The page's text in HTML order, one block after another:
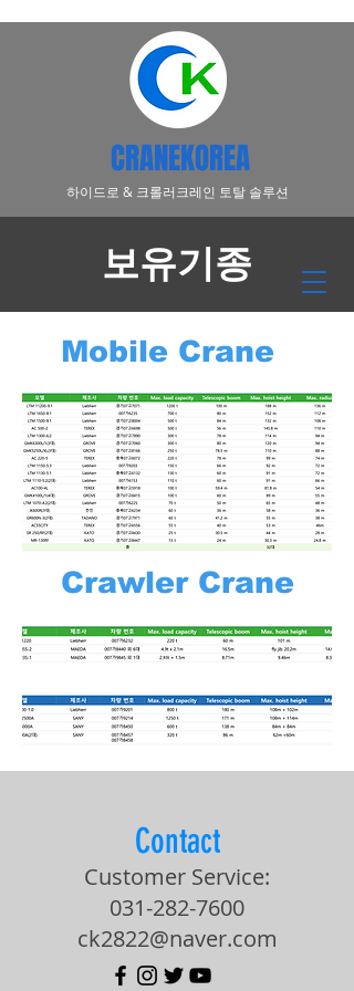
CRANEKOREA
​하이드로 & 크롤러크레인 토탈 솔루션
보유기종
Mobile Crane
Crawler Crane
Contact
Customer Service:
031-282-7600
ck2822@naver.com